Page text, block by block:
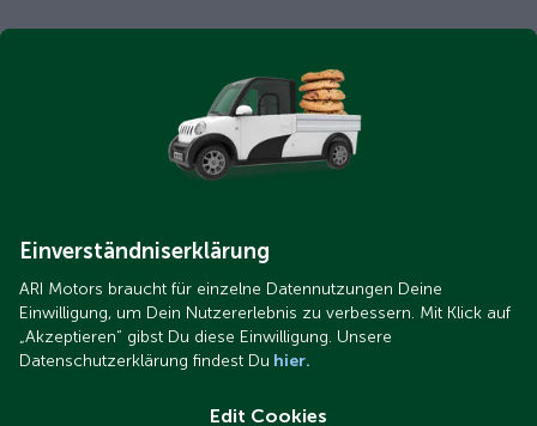
Einverständniserklärung
ARI Motors braucht für einzelne Datennutzungen Deine
Einwilligung, um Dein Nutzererlebnis zu verbessern. Mit Klick auf
„Akzeptieren“ gibst Du diese Einwilligung. Unsere
Datenschutzerklärung findest Du hier.
Edit Cookies